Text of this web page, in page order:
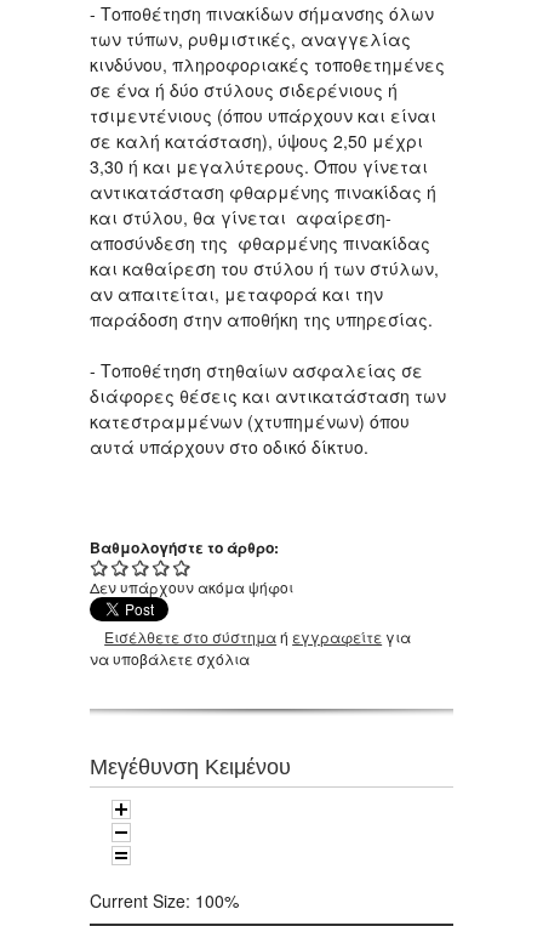
- Τοποθέτηση πινακίδων σήμανσης όλων
των τύπων, ρυθμιστικές, αναγγελίας
κινδύνου, πληροφοριακές τοποθετημένες
σε ένα ή δύο στύλους σιδερένιους ή
τσιμεντένιους (όπου υπάρχουν και είναι
σε καλή κατάσταση), ύψους 2,50 μέχρι
3,30 ή και μεγαλύτερους. Όπου γίνεται
αντικατάσταση φθαρμένης πινακίδας ή
και στύλου, θα γίνεται αφαίρεση-
αποσύνδεση της φθαρμένης πινακίδας
και καθαίρεση του στύλου ή των στύλων,
αν απαιτείται, μεταφορά και την
παράδοση στην αποθήκη της υπηρεσίας.
- Τοποθέτηση στηθαίων ασφαλείας σε
διάφορες θέσεις και αντικατάσταση των
κατεστραμμένων (χτυπημένων) όπου
αυτά υπάρχουν στο οδικό δίκτυο.
Βαθμολογήστε το άρθρο:
Δεν υπάρχουν ακόμα ψήφοι
Εισέλθετε στο σύστημαή εγγραφείτε για
να υποβάλετε σχόλια
Μεγέθυνση Κειμένου
Current Size: 100%